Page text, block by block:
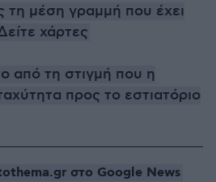
τη μέση γραμμή που έχει
χάρτες
από τη στιγμή που η
προς το εστιατόριο
στο Google News